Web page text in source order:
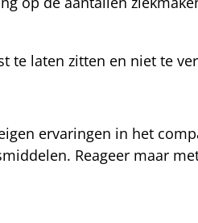
te laten zitten en niet te
ervaringen in het
Reageer maar